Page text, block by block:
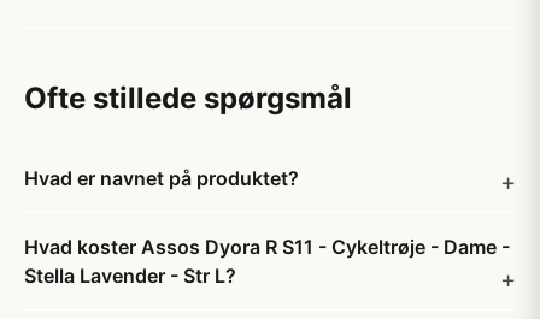
Ofte stillede spørgsmål
Hvad er navnet på produktet?
Hvad koster Assos Dyora R S11 - Cykeltrøje - Dame -
Stella Lavender - Str L?